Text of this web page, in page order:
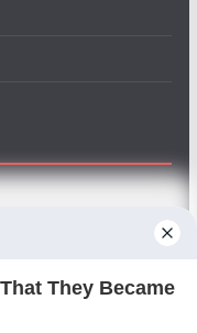
тек со најновите